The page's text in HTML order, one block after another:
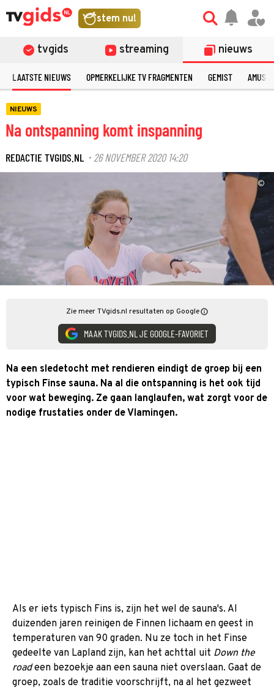
stem nu!
tvgids streaming nieuws
LAATSTE NIEUWS OPMERKELIJKE TV FRAGMENTEN GEMIST
NIEUWS
Na ontspanning komt inspanning
REDACTIE TVGIDS.NL· 26 NOVEMBER 2020 14:20
©
Zie meer TVgids.nl resultaten op Google
MAAK TVGIDS.NL JE GOOGLE-FAVORIET
Na een sledetocht met rendieren eindigt de groep bij een
typisch Finse sauna. Na al die ontspanning is het ook tijd
voor wat beweging. Ze gaan langlaufen, wat zorgt voor de
nodige frustaties onder de Vlamingen.
Als er iets typisch Fins is, zijn het wel de sauna's. Al
duizenden jaren reinigen de Finnen lichaam en geest in
temperaturen van 90 graden. Nu ze toch in het Finse
gedeelte van Lapland zijn, kan het achttal uit Down the
roadeen bezoekje aan een sauna niet overslaan. Gaat de
groep, zoals de traditie voorschrijft, na al het gezweet